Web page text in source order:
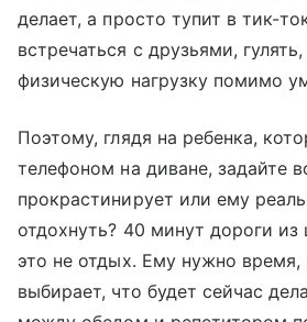
делает, а просто тупит в тик-
встречаться с друзьями,
физическую нагрузку помимо
Поэтому, глядя на ребенка,
телефоном на диване, задайте
прокрастинирует или ему
отдохнуть? 40 минут дороги
это не отдых. Ему нужно
выбирает, что будет сейчас